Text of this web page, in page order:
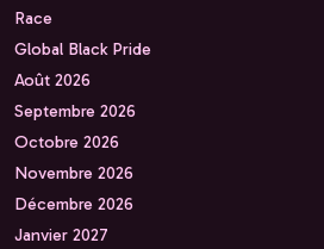
Race
Global Black Pride
Août 2026
Septembre 2026
Octobre 2026
Novembre 2026
Décembre 2026
Janvier 2027